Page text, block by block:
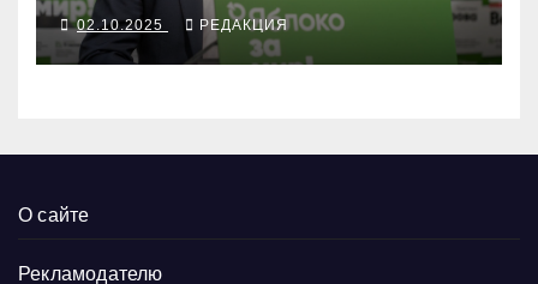
02.10.2025 РЕДАКЦИЯ
О сайте
Рекламодателю